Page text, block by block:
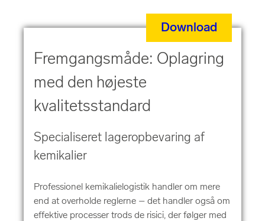
Download
Fremgangsmåde: Oplagring
med den højeste
kvalitetsstandard
Specialiseret lageropbevaring af
kemikalier
Professionel kemikalielogistik handler om mere
end at overholde reglerne – det handler også om
effektive processer trods de risici, der følger med